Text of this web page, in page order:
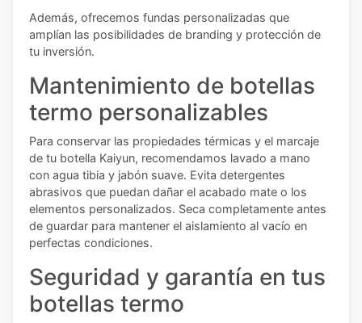
Además, ofrecemos fundas personalizadas que
amplían las posibilidades de branding y protección de
tu inversión.
Mantenimiento de botellas
termo personalizables
Para conservar las propiedades térmicas y el marcaje
de tu botella Kaiyun, recomendamos lavado a mano
con agua tibia y jabón suave. Evita detergentes
abrasivos que puedan dañar el acabado mate o los
elementos personalizados. Seca completamente antes
de guardar para mantener el aislamiento al vacío en
perfectas condiciones.
Seguridad y garantía en tus
botellas termo